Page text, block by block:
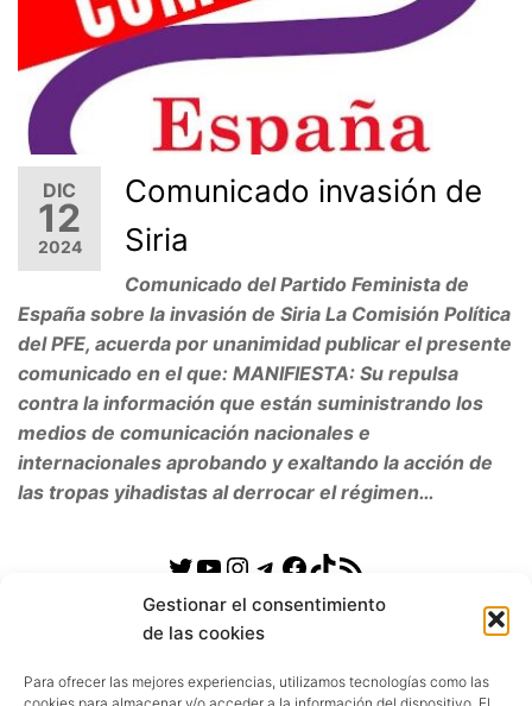
Gestionar el consentimiento
de las cookies
Para ofrecer las mejores experiencias, utilizamos tecnologías como las
DIC
12
2024
Comunicado invasión de
Siria
Comunicado del Partido Feminista de
España sobre la invasión de Siria La Comisión Política
del PFE, acuerda por unanimidad publicar el presente
comunicado en el que: MANIFIESTA: Su repulsa
contra la información que están suministrando los
medios de comunicación nacionales e
internacionales aprobando y exaltando la acción de
las tropas yihadistas al derrocar el régimen…
TwitterYouTube
Instagram
Telegram
Facebook
TikTok
RSS